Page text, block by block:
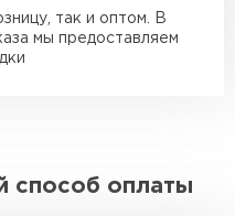
(большей или
так и оптом. В
мы предоставляем
способ оплаты